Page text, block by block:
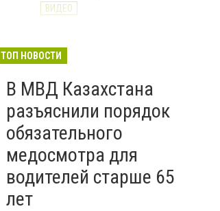
ВИДЕО
ТОП НОВОСТИ
В МВД Казахстана
разъяснили порядок
обязательного
медосмотра для
водителей старше 65
лет